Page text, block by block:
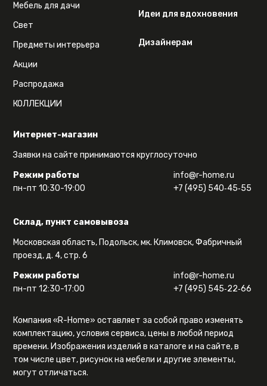
Интернет-магазин
Заявки на сайте принимаются круглосуточно
Режим работы
пн-пт 10:30-19:00
info@r-home.ru
+7 (495) 540‑45‑55
Склад, пункт самовывоза
Московская область, Подольск, мк. Климовск, Фабричный
проезд, д. 4, стр. 6
Режим работы
пн-пт 12:30-17:00
info@r-home.ru
+7 (495) 545‑22‑66
Мебель для дачи
Свет
Предметы интерьера
Акции
Распродажа
КОЛЛЕКЦИИ
Идеи для вдохновения
Дизайнерам
Компания «R-Home» оставляет за собой право изменять
комплектацию, условия сервиса, цены в любой период
времени. Изображения изделий в каталоге и на сайте, в
том числе цвет, рисунок на мебели и другие элементы,
могут отличаться.